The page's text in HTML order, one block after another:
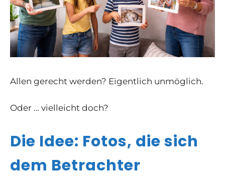
Allen gerecht werden? Eigentlich unmöglich.
Oder … vielleicht doch?
Die Idee: Fotos, die sich
dem Betrachter